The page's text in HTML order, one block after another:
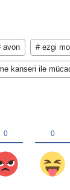
avon # ezgi
kanseri ile